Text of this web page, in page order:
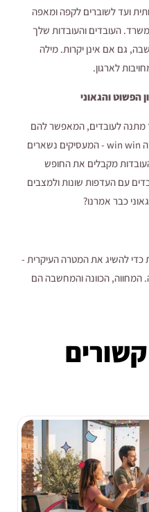
ועד לשוברים לקפה ומאפה
העובדים והעובדות שלך
גם אם אינן יקרות. מילה
לארגון.
הפשוט והגאוני
מתנה לעובדים, המאפשר להם
לבחור את המתנה המועדפת עליהם. זה win win - המעסיקים נשארים
מקבלים את החופש
עם העדפות שונות ולמצבים
כבר אמרנו?
כדי להשיג את המטרה העיקרית -
הכוונה והמחשבה הם